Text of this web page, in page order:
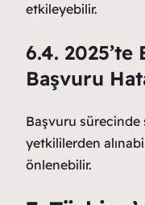
etkileyebilir.
6.4. 2025’te
Başvuru
Başvuru sürecinde
yetkililerden
önlenebilir.